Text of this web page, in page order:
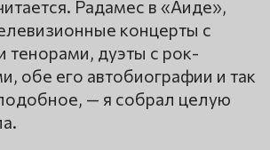
Радамес в «Аиде»,
концерты с
тенорами, дуэты с рок-
обе его автобиографии и так
— я собрал целую